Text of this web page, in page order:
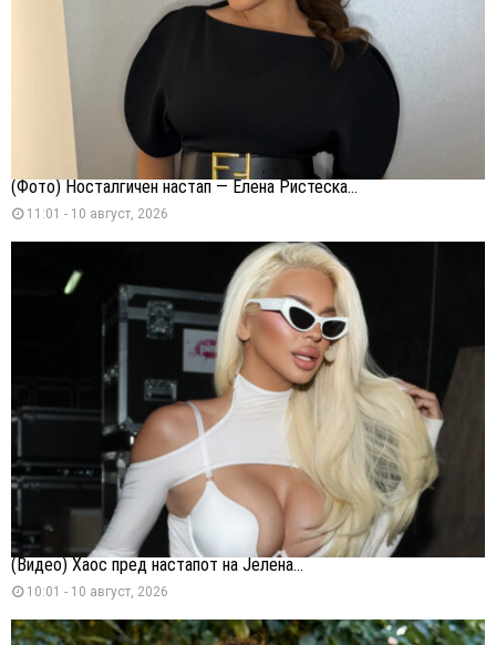
(Фото) Носталгичен настап — Елена Ристеска...
11:01 - 10 август, 2026
(Видео) Хаос пред настапот на Јелена...
10:01 - 10 август, 2026